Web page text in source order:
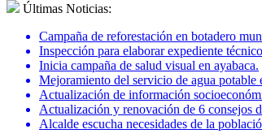
Últimas Noticias:
Campaña de reforestación en botadero
Inspección para elaborar expediente
Inicia campaña de salud visual en ayabaca.
Mejoramiento del servicio de agua potable
Actualización de información
Actualización y renovación de 6 consejos
Alcalde escucha necesidades de la